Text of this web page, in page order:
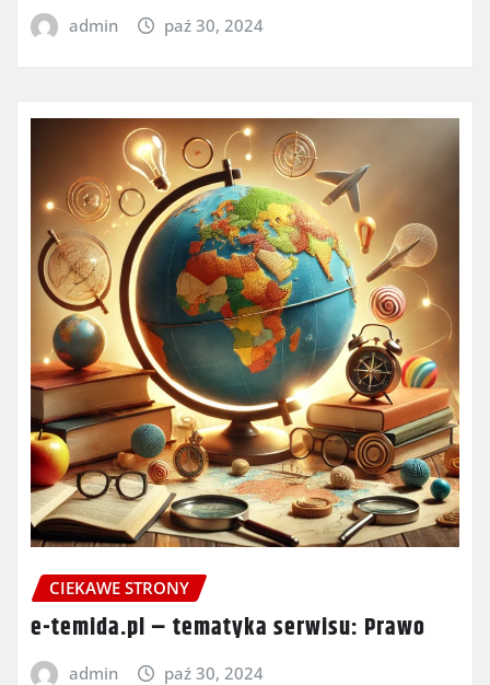
admin paź 30, 2024
CIEKAWE STRONY
e-temida.pl – tematyka serwisu: Prawo
admin paź 30, 2024